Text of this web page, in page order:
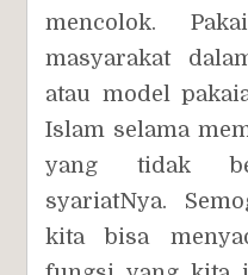
mencolok.
masyarakat
atau model
Islam selama
yang tidak
syariatNya.
kita bisa